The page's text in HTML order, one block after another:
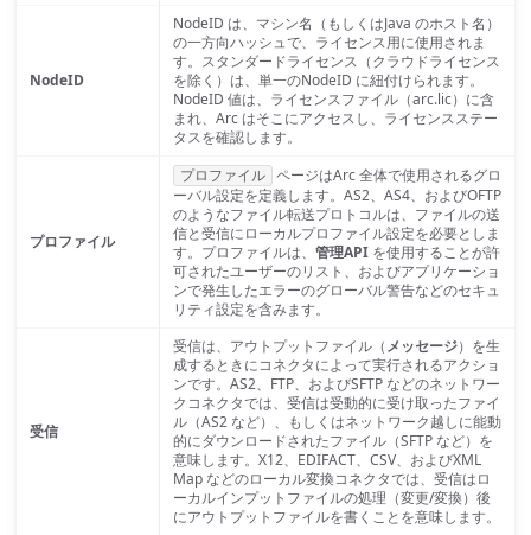
NodeID
NodeID は、マシン名（もしくはJava のホスト名）
の一方向ハッシュで、ライセンス用に使用されま
す。スタンダードライセンス（クラウドライセンス
を除く）は、単一のNodeID に紐付けられます。
NodeID 値は、ライセンスファイル（arc.lic）に含
まれ、Arc はそこにアクセスし、ライセンスステー
タスを確認します。
プロファイル
プロファイル ページはArc 全体で使用されるグロ
ーバル設定を定義します。AS2、AS4、およびOFTP
のようなファイル転送プロトコルは、ファイルの送
信と受信にローカルプロファイル設定を必要としま
す。プロファイルは、 管理APIを使用することが許
可されたユーザーのリスト、およびアプリケーショ
ンで発生したエラーのグローバル警告などのセキュ
リティ設定を含みます。
受信
受信は、アウトプットファイル（メッセージ）を生
成するときにコネクタによって実行されるアクショ
ンです。AS2、FTP、およびSFTP などのネットワー
クコネクタでは、受信は受動的に受け取ったファイ
ル（AS2 など）、もしくはネットワーク越しに能動
的にダウンロードされたファイル（SFTP など）を
意味します。X12、EDIFACT、CSV、およびXML
Map などのローカル変換コネクタでは、受信はロ
ーカルインプットファイルの処理（変更/変換）後
にアウトプットファイルを書くことを意味します。